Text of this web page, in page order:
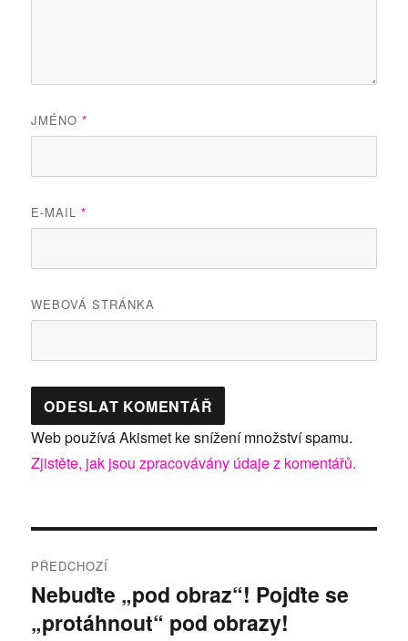
JMÉNO*
E-MAIL*
WEBOVÁ STRÁNKA
Web používá Akismet ke snížení množství spamu.
Zjistěte, jak jsou zpracovávány údaje z komentářů.
pro
příspěvek
PŘEDCHOZÍ
Předchozí
příspěvek:
Nebuďte „pod obraz“! Pojďte se
„protáhnout“ pod obrazy!